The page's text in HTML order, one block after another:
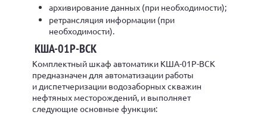
архивирование данных (при необходимости);
ретрансляция информации (при
необходимости).
КША-01Р-ВСК
Комплектный шкаф автоматики КША-01Р-ВСК
предназначен для автоматизации работы
и диспетчеризации водозаборных скважин
нефтяных месторождений, и выполняет
следующие основные функции: